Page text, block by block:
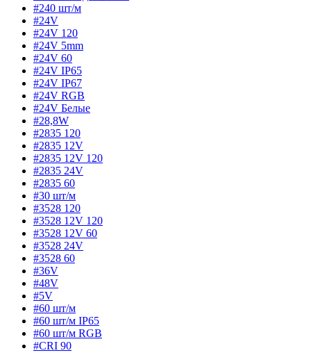
#240 шт/м
#24V
#24V 120
#24V 5mm
#24V 60
#24V IP65
#24V IP67
#24V RGB
#24V Белые
#28,8W
#2835 120
#2835 12V
#2835 12V 120
#2835 24V
#2835 60
#30 шт/м
#3528 120
#3528 12V 120
#3528 12V 60
#3528 24V
#3528 60
#36V
#48V
#5V
#60 шт/м
#60 шт/м IP65
#60 шт/м RGB
#CRI 90